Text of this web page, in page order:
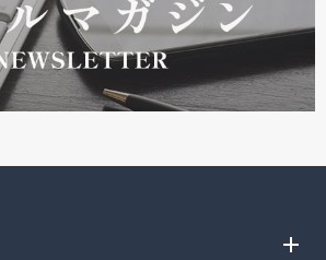
add